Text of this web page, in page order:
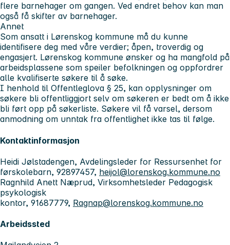
flere barnehager om gangen. Ved endret behov kan man
også få skifter av barnehager.
Annet
Som ansatt i Lørenskog kommune må du kunne
identifisere deg med våre verdier; åpen, troverdig og
engasjert. Lørenskog kommune ønsker og ha mangfold på
arbeidsplassene som speiler befolkningen og oppfordrer
alle kvalifiserte søkere til å søke.
I henhold til Offentleglova § 25, kan opplysninger om
søkere bli offentliggjort selv om søkeren er bedt om å ikke
bli ført opp på søkerliste. Søkere vil få varsel, dersom
anmodning om unntak fra offentlighet ikke tas til følge.
Kontaktinformasjon
Heidi Jølstadengen, Avdelingsleder for Ressursenhet for
førskolebarn, 92897457, heijol@lorenskog.kommune.no
Ragnhild Anett Næprud, Virksomhetsleder Pedagogisk
psykologisk
kontor, 91687779, Ragnap@lorenskog.kommune.no
Arbeidssted